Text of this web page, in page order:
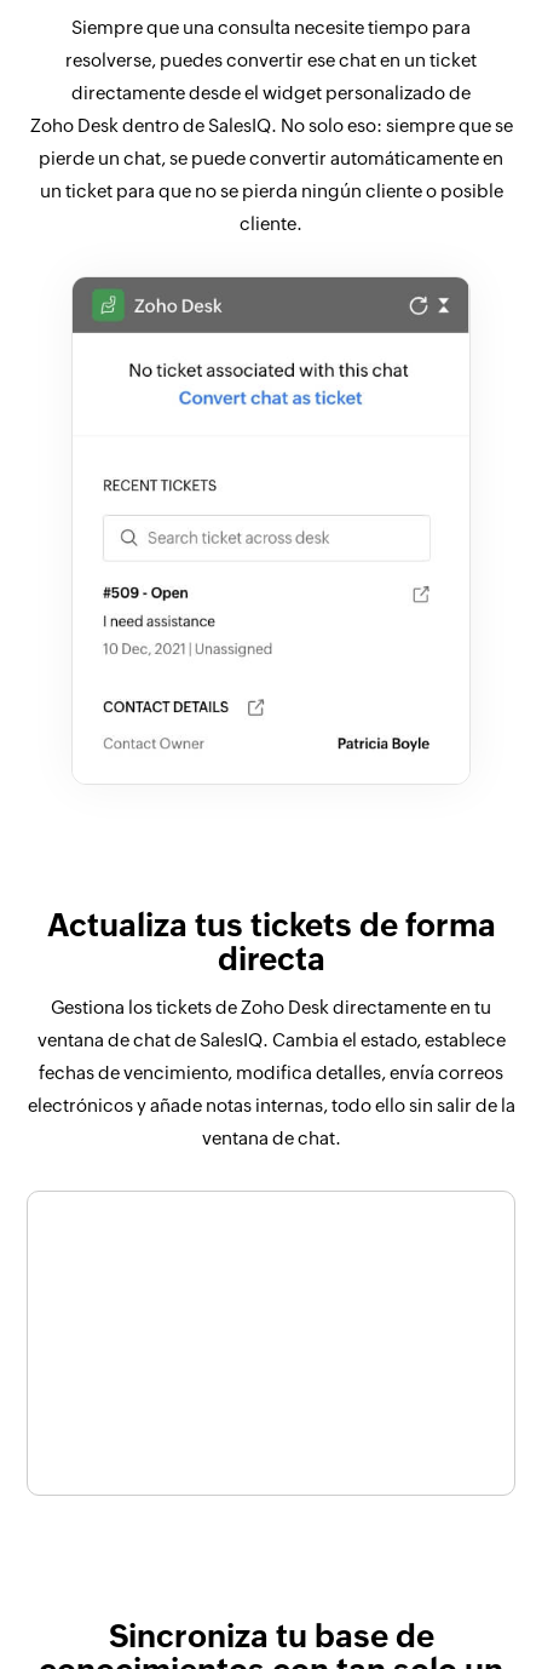
Siempre que una consulta necesite tiempo para
resolverse, puedes convertir ese chat en un ticket
directamente desde el widget personalizado de
Zoho Desk dentro de SalesIQ. No solo eso: siempre que se
pierde un chat, se puede convertir automáticamente en
un ticket para que no se pierda ningún cliente o posible
cliente.
Actualiza tus tickets de forma
directa
Gestiona los tickets de Zoho Desk directamente en tu
ventana de chat de SalesIQ. Cambia el estado, establece
fechas de vencimiento, modifica detalles, envía correos
electrónicos y añade notas internas, todo ello sin salir de la
ventana de chat.
Sincroniza tu base de